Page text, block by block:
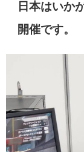
日本はいか
開催です。